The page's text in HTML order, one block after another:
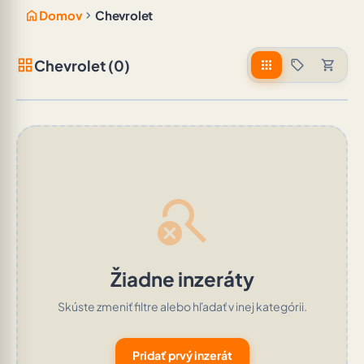
home Domov chevron_right Chevrolet
grid_viewChevrolet (0) apps sell shopping_cart
search_off
Žiadne inzeráty
Skúste zmeniť filtre alebo hľadať v inej kategórii.
Pridať prvý inzerát